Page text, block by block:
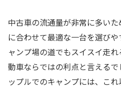
中古車の流通量が非常に多い
に合わせて最適な一台を選び
ャンプ場の道でもスイスイ走
動車ならではの利点と言える
ップルでのキャンプには、これ